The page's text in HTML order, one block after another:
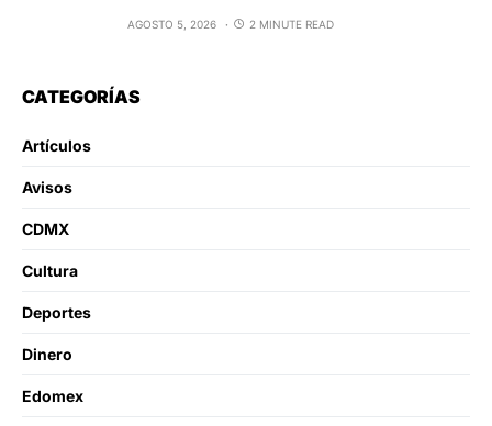
AGOSTO 5, 2026 2 MINUTE READ
CATEGORÍAS
Artículos
Avisos
CDMX
Cultura
Deportes
Dinero
Edomex